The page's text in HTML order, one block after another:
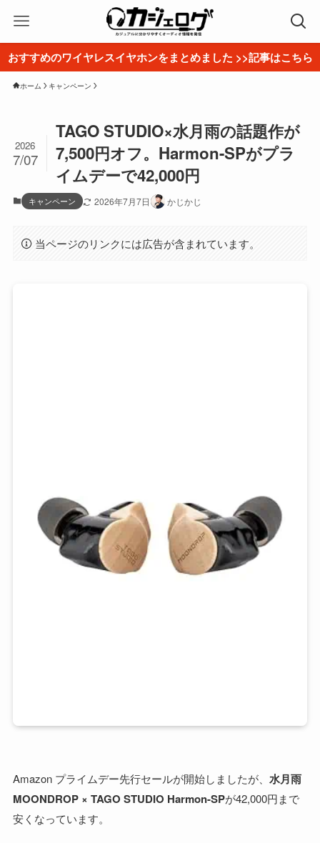
おすすめのワイヤレスイヤホンをまとめました >>記事はこちら
ホーム キャンペーン
TAGO STUDIO×水月雨の話題作が
7,500円オフ。Harmon-SPがプラ
イムデーで42,000円
2026
7/07
キャンペーン 2026年7月7日 かじかじ
当ページのリンクには広告が含まれています。
Amazon プライムデー先行セールが開始しましたが、 水月雨
MOONDROP × TAGO STUDIO Harmon-SPが42,000円まで
安くなっています。